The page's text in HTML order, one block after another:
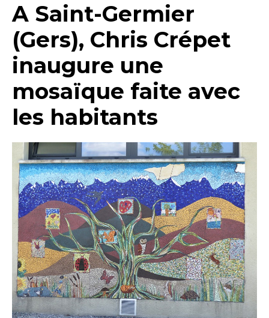
A Saint-Germier
(Gers), Chris Crépet
inaugure une
mosaïque faite avec
les habitants